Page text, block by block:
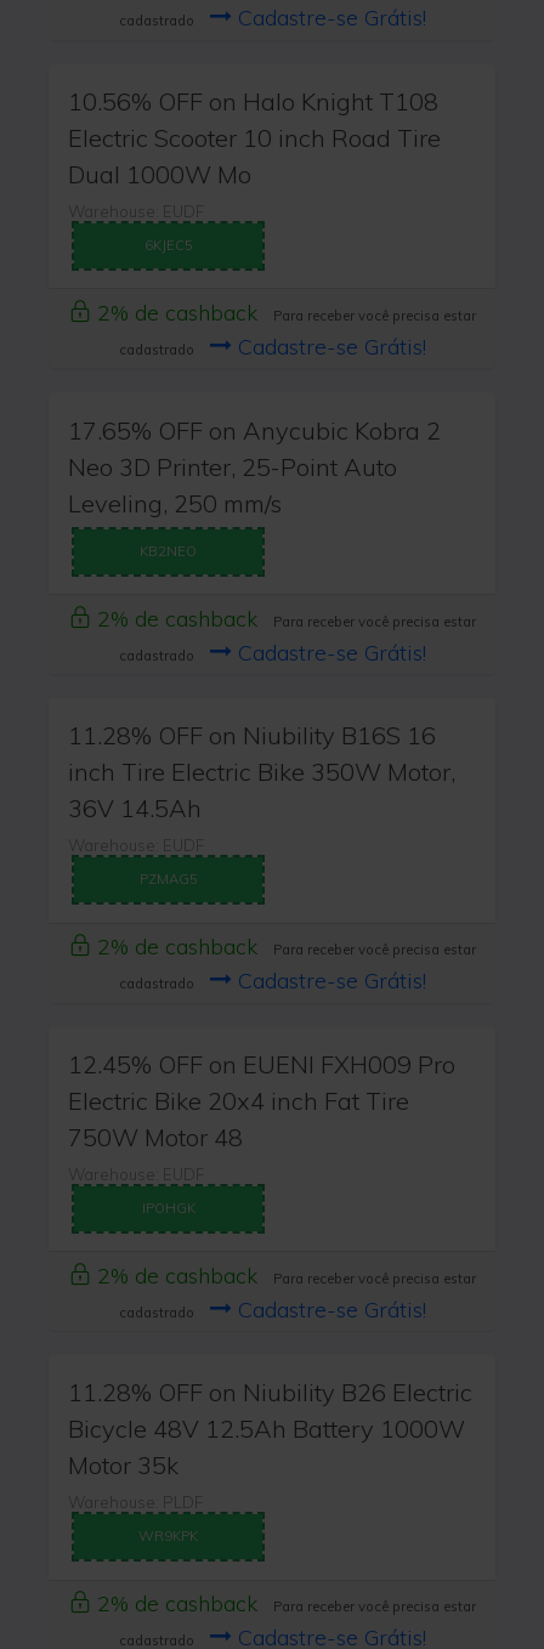
cadastrado
Cadastre-se Grátis!
10.56% OFF on Halo Knight T108
Electric Scooter 10 inch Road Tire
Dual 1000W Mo
Warehouse: EUDF
6KJEC5
2% de cashback
Para receber você precisa estar
cadastrado
Cadastre-se Grátis!
17.65% OFF on Anycubic Kobra 2
Neo 3D Printer, 25-Point Auto
Leveling, 250 mm/s
KB2NEO
2% de cashback
Para receber você precisa estar
cadastrado
Cadastre-se Grátis!
11.28% OFF on Niubility B16S 16
inch Tire Electric Bike 350W Motor,
36V 14.5Ah
Warehouse: EUDF
PZMAG5
2% de cashback
Para receber você precisa estar
cadastrado
Cadastre-se Grátis!
12.45% OFF on EUENI FXH009 Pro
Electric Bike 20x4 inch Fat Tire
750W Motor 48
Warehouse: EUDF
IPOHGK
2% de cashback
Para receber você precisa estar
cadastrado
Cadastre-se Grátis!
11.28% OFF on Niubility B26 Electric
Bicycle 48V 12.5Ah Battery 1000W
Motor 35k
Warehouse: PLDF
WR9KPK
2% de cashback
Para receber você precisa estar
cadastrado
Cadastre-se Grátis!